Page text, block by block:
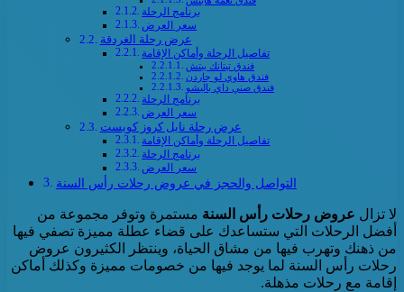
برنامج الرحلة
سعر العرض
عرض رحلة الغردقة
تفاصيل الرحلة وأماكن الإقامة
فندق تيتانك بيتش
فندق هاوي لو جاردن
فندق صني داي باليشو
برنامج الرحلة
سعر العرض
عرض رحلة نايل كروز كويست
تفاصيل الرحلة وأماكن الإقامة
برنامج الرحلة
سعر العرض
التواصل والحجز في عروض رحلات رأس السنة
لا تزال عروض رحلات رأس السنة مستمرة وتوفر مجموعة من
أفضل الرحلات التي ستساعدك على قضاء عطلة مميزة تصفي فيها
من ذهنك وتهرب فيها من مشاق الحياة، وينتظر الكثيرون عروض
رحلات رأس السنة لما يوجد فيها من خصومات مميزة وكذلك أماكن
إقامة مع رحلات مذهلة.